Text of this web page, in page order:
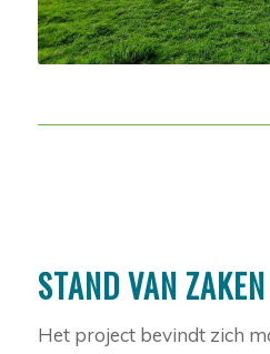
STAND VAN ZAKEN
Het project bevindt zich